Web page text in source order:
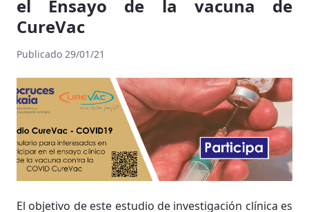
el Ensayo de la vacuna de
CureVac
Publicado 29/01/21
El objetivo de este estudio de investigación clínica es